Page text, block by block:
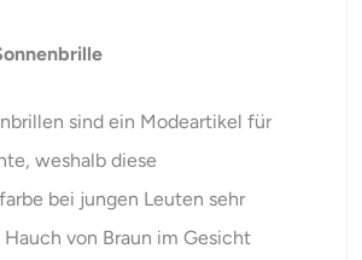
sind ein Modeartikel für
weshalb diese
bei jungen Leuten sehr
von Braun im Gesicht